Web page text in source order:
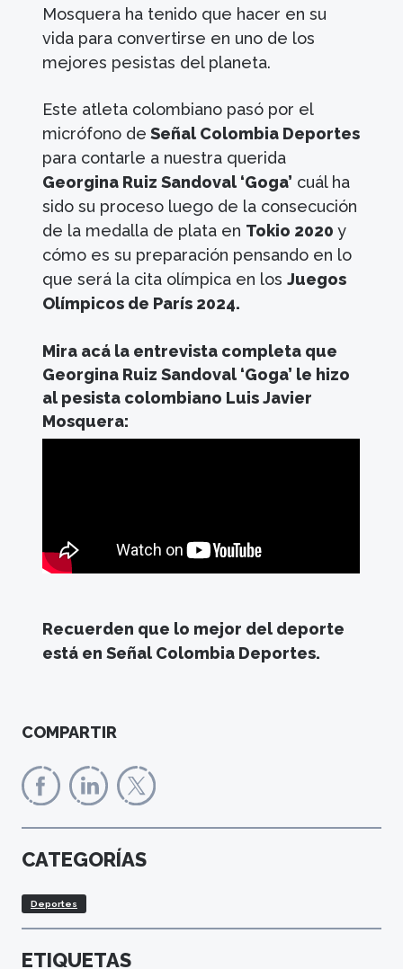
Mosquera ha tenido que hacer en su
vida para convertirse en uno de los
mejores pesistas del planeta.
Este atleta colombiano pasó por el
micrófono de Señal Colombia Deportes
para contarle a nuestra querida
Georgina Ruiz Sandoval ‘Goga’ cuál ha
sido su proceso luego de la consecución
de la medalla de plata en Tokio 2020y
cómo es su preparación pensando en lo
que será la cita olímpica en losJuegos
Olímpicos de París 2024.
Mira acá la entrevista completa que
Georgina Ruiz Sandoval ‘Goga’ le hizo
al pesista colombiano Luis Javier
Mosquera:
Recuerden que lo mejor del deporte
está en Señal Colombia Deportes.
COMPARTIR
CATEGORÍAS
Deportes
ETIQUETAS